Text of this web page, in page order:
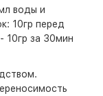
воды и
10гр перед
10гр за 30мин